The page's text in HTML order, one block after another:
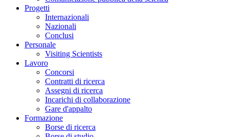
Progetti
Internazionali
Nazionali
Conclusi
Personale
Visiting Scientists
Lavoro
Concorsi
Contratti di ricerca
Assegni di ricerca
Incarichi di collaborazione
Gare d'appalto
Formazione
Borse di ricerca